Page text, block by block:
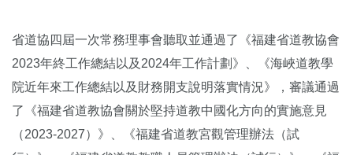
省道協四屆一次常務理事會聽取並通過了《福建省道教協會
2023年終工作總結以及2024年工作計劃》、《海峽道教學
院近年來工作總結以及財務開支說明落實情況》，審議通過
了《福建省道教協會關於堅持道教中國化方向的實施意見
（2023-2027）》、《福建省道教宮觀管理辦法（試